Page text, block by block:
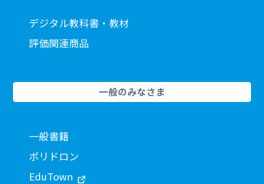
デジタル教科書・教材
評価関連商品
一般のみなさま
一般書籍
ポリドロン
EduTown